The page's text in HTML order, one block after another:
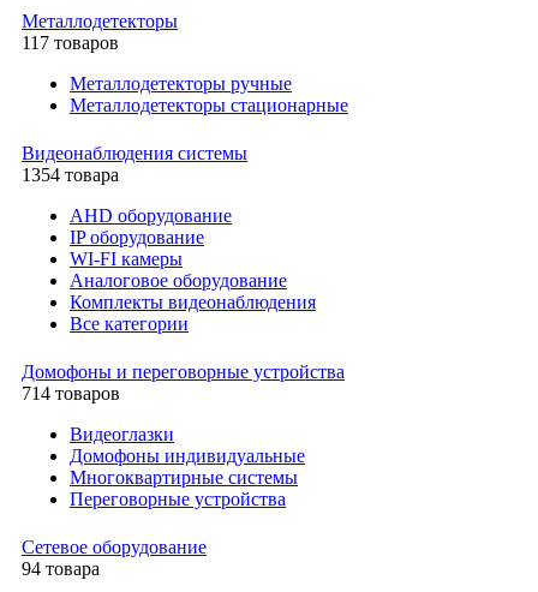
Металлодетекторы
117 товаров
Металлодетекторы ручные
Металлодетекторы стационарные
Видеонаблюдения cистемы
1354 товара
AHD оборудование
IP оборудование
WI-FI камеры
Аналоговое оборудование
Комплекты видеонаблюдения
Все категории
Домофоны и переговорные устройства
714 товаров
Видеоглазки
Домофоны индивидуальные
Многоквартирные системы
Переговорные устройства
Сетевое оборудование
94 товара